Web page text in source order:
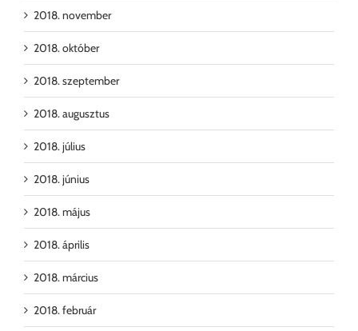
2018. november
2018. október
2018. szeptember
2018. augusztus
2018. július
2018. június
2018. május
2018. április
2018. március
2018. február